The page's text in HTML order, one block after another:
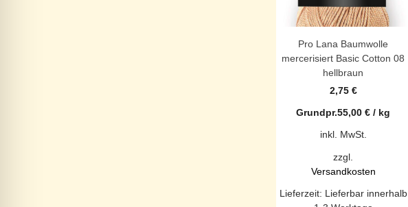
Pro Lana Baumwolle
mercerisiert Basic Cotton 08
hellbraun
2,75 €
Grundpr.55,00 € / kg
inkl. MwSt.
zzgl.
Versandkosten
Lieferzeit: Lieferbar innerhalb